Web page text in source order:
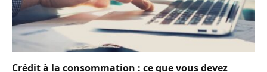
Crédit à la consommation : ce que vous devez